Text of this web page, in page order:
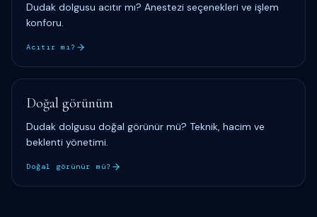
Dudak dolgusu acıtır mı? Anestezi seçenekleri ve işlem
konforu.
Acıtır mı?
Doğal görünüm
Dudak dolgusu doğal görünür mü? Teknik, hacim ve
beklenti yönetimi.
Doğal görünür mü?